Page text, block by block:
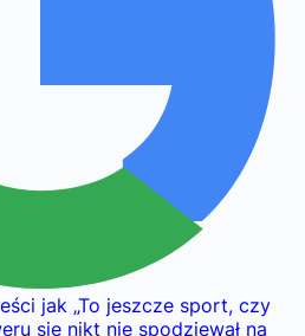
jak „To jeszcze sport, czy
się nikt nie spodziewał na